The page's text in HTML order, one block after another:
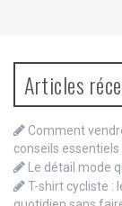
Articles
Comment
conseils essentiels
Le détail mode
T-shirt cycliste :